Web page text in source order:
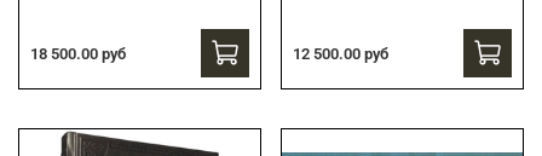
18 500.00 руб 12 500.00 руб